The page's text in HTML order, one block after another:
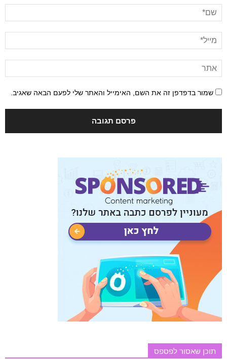
שמור בדפדפן זה את השם, האימייל והאתר שלי לפעם הבאה שאגיב.
תוכן שאסור לפספס